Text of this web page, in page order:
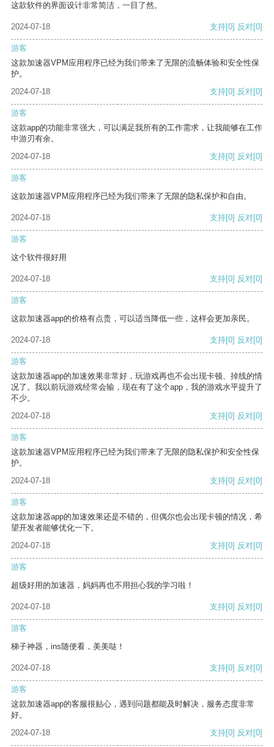
这款软件的界面设计非常简洁，一目了然。
2024-07-18 支持[0] 反对[0]
游客
这款加速器VPM应用程序已经为我们带来了无限的流畅体验和安全性保
护。
2024-07-18
支持[0] 反对[0]
游客
这款app的功能非常强大，可以满足我所有的工作需求，让我能够在工作
中游刃有余。
2024-07-18
支持[0] 反对[0]
游客
这款加速器VPM应用程序已经为我们带来了无限的隐私保护和自由。
2024-07-18 支持[0] 反对[0]
游客
这个软件很好用
2024-07-18 支持[0] 反对[0]
游客
这款加速器app的价格有点贵，可以适当降低一些，这样会更加亲民。
2024-07-18 支持[0] 反对[0]
游客
这款加速器app的加速效果非常好，玩游戏再也不会出现卡顿、掉线的情
况了。我以前玩游戏经常会输，现在有了这个app，我的游戏水平提升了
不少。
2024-07-18
支持[0] 反对[0]
游客
这款加速器VPM应用程序已经为我们带来了无限的隐私保护和安全性保
护。
2024-07-18
支持[0] 反对[0]
游客
这款加速器app的加速效果还是不错的，但偶尔也会出现卡顿的情况，希
望开发者能够优化一下。
2024-07-18
支持[0] 反对[0]
游客
超级好用的加速器，妈妈再也不用担心我的学习啦！
2024-07-18 支持[0] 反对[0]
游客
梯子神器，ins随便看，美美哒！
2024-07-18 支持[0] 反对[0]
游客
这款加速器app的客服很贴心，遇到问题都能及时解决，服务态度非常
好。
2024-07-18
支持[0] 反对[0]